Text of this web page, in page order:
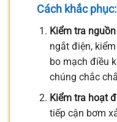
Cách khắc phục:
Kiểm tra
ngắt điện,
bo mạch điều
chúng chắc
Kiểm tra hoạt
tiếp cận bơm